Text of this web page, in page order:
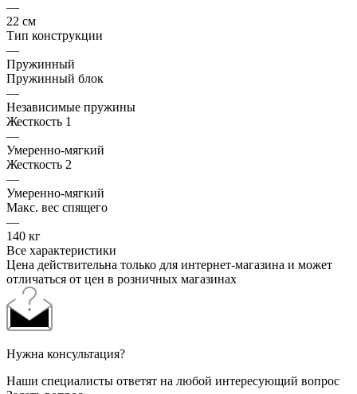
—
22 см
Тип конструкции
—
Пружинный
Пружинный блок
—
Независимые пружины
Жесткость 1
—
Умеренно-мягкий
Жесткость 2
—
Умеренно-мягкий
Макс. вес спящего
—
140 кг
Все характеристики
Цена действительна только для интернет-магазина и может
отличаться от цен в розничных магазинах
Нужна консультация?
Наши специалисты ответят на любой интересующий вопрос